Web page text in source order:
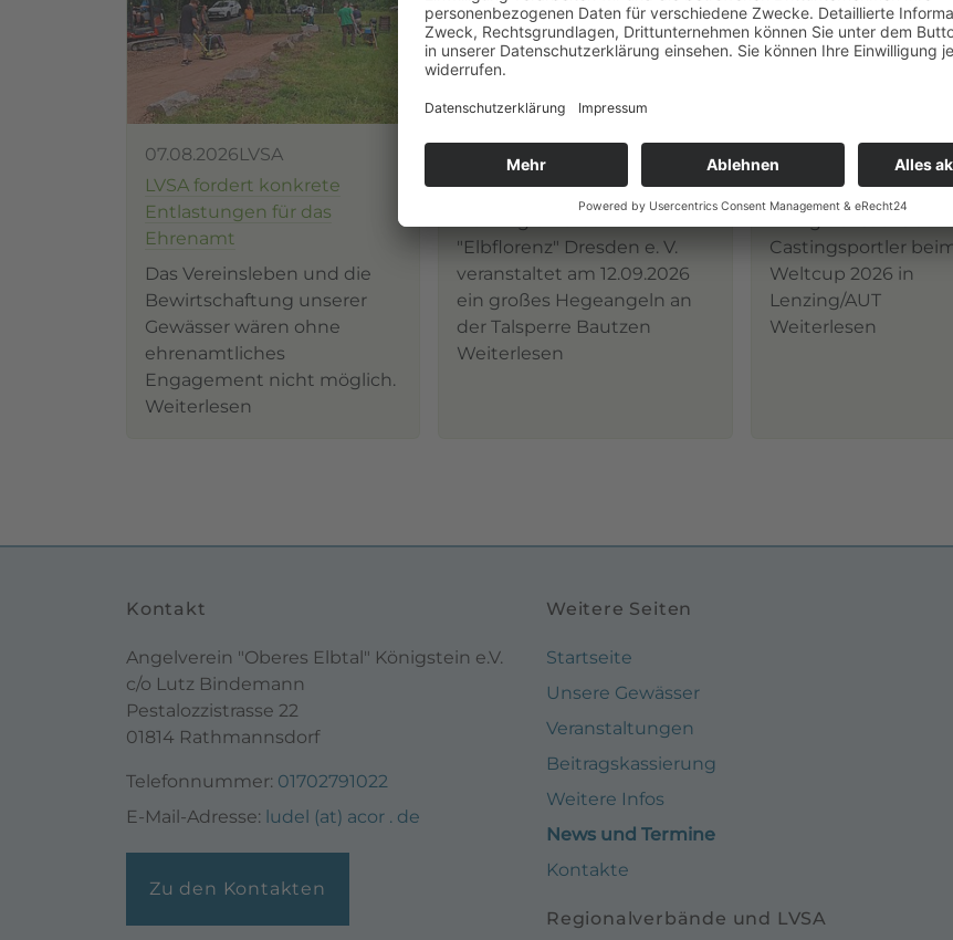
07.08.2026LVSA
LVSA fordert konkrete
Entlastungen für das
Ehrenamt
Das Vereinsleben und die
Bewirtschaftung unserer
Gewässer wären ohne
ehrenamtliches
Engagement nicht möglich.
Weiterlesen
22.07.2026
Hegebeitrag der Angler
"Elbflorenz" Dresden e. V.
veranstaltet am 12.09.2026
ein großes Hegeangeln an
der Talsperre Bautzen
Weiterlesen
LVSA
Sächsischer
Castingsportler
Weltcup 2026 in
Lenzing/AUT
Weiterlesen
Kontakt
Angelverein "Oberes Elbtal" Königstein e.V.
c/o Lutz Bindemann
Pestalozzistrasse 22
01814 Rathmannsdorf
Telefonnummer: 01702791022
E-Mail-Adresse: ludel (at) acor . de
Zu den Kontakten
Weitere Seiten
Startseite
Unsere Gewässer
Veranstaltungen
Beitragskassierung
Weitere Infos
News und Termine
Kontakte
Regionalverbände und LVSA